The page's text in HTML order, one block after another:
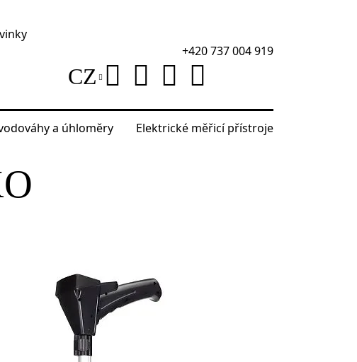
+420 737 004 919
CZ
a úhloměry Elektrické měřicí přístroje
měřicí kolečko Ermenrich Reel WM10